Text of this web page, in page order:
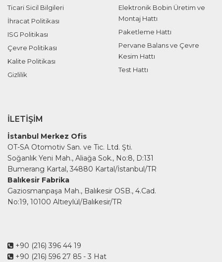
Ticari Sicil Bilgileri
İhracat Politikası
ISG Politikası
Çevre Politikası
Kalite Politikası
Gizlilik
Elektronik Bobin Üretim ve
Montaj Hattı
Paketleme Hattı
Pervane Balans ve Çevre
Kesim Hattı
Test Hattı
İLETIŞIM
İstanbul Merkez Ofis
OT-SA Otomotiv San. ve Tic. Ltd. Şti.
Soğanlık Yeni Mah., Aliağa Sok., No:8, D:131
Bumerang Kartal, 34880 Kartal/İstanbul/TR
Balıkesir Fabrika
Gaziosmanpaşa Mah., Balıkesir OSB., 4.Cad.
No:19, 10100 Altıeylül/Balıkesir/TR
+90 (216) 396 44 19
+90 (216) 596 27 85 - 3 Hat